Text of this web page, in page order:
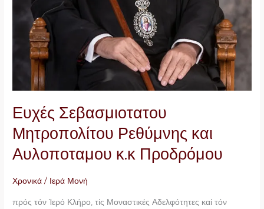
Ευχές Σεβασμιοτατου
Μητροπολίτου Ρεθύμνης και
Αυλοποταμου κ.κ Προδρόμου
Χρονικά / Ιερά Μονή
πρός τόν Ίερό Κλήρο, τίς Μοναστικές Αδελφότητες καί τόν